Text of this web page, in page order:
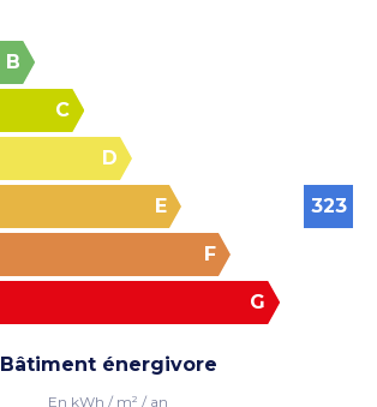
B
C
D
E 323
F
G
Bâtiment énergivore
En kWh / m² / an
Voir les photos